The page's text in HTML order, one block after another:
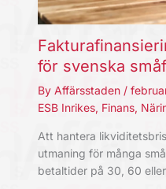
för svenska
By Affärsstaden /
ESB Inrikes, Finans,
Att hantera
utmaning för många
betaltider på 30, 60